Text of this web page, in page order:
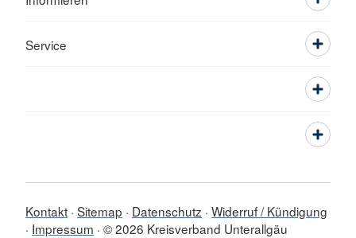
Service
Kontakt Sitemap Datenschutz Widerruf / Kündigung
Impressum © 2026 Kreisverband Unterallgäu